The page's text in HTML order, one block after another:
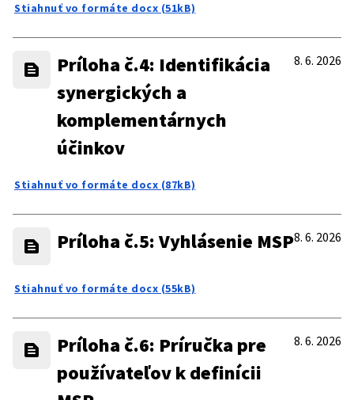
Stiahnuť vo formáte docx (51kB)
Príloha č.4: Identifikácia
synergických a
komplementárnych
účinkov
8. 6. 2026
Stiahnuť vo formáte docx (87kB)
Príloha č.5: Vyhlásenie MSP8. 6. 2026
Stiahnuť vo formáte docx (55kB)
Príloha č.6: Príručka pre
používateľov k definícii
8. 6. 2026